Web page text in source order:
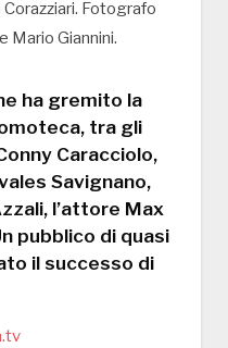
Fotografo
Mario Giannini.
ha gremito la
tra gli
Caracciolo,
Savignano,
l’attore Max
pubblico di quasi
il successo di